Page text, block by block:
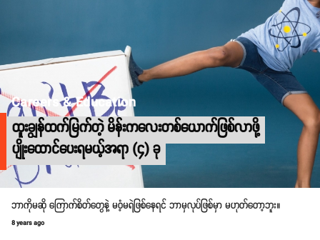
Careers & Education
ထူးချွန်ထက်မြက်တဲ့ မိန်းကလေးတစ်ယောက်ဖြစ်လာဖို့
ပျိုးထောင်ပေးရမယ့်အရာ (၄) ခု
ဘာကိုမဆို ကြောက်စိတ်တွေနဲ့ မဝံ့မရဲဖြစ်နေရင် ဘာမှလုပ်ဖြစ်မှာ မဟုတ်တော့ဘူး။
8 years ago